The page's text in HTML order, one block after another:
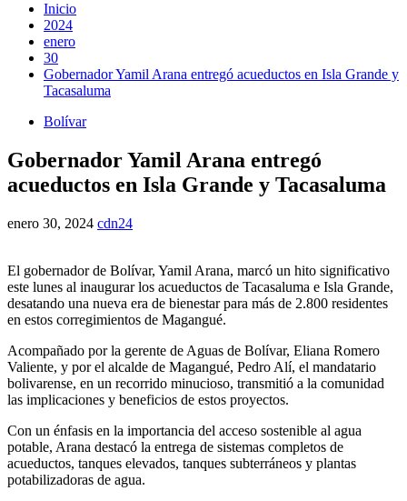
Inicio
2024
enero
30
Gobernador Yamil Arana entregó acueductos en Isla Grande y
Tacasaluma
Bolívar
Gobernador Yamil Arana entregó
acueductos en Isla Grande y Tacasaluma
enero 30, 2024 cdn24
El gobernador de Bolívar, Yamil Arana, marcó un hito significativo
este lunes al inaugurar los acueductos de Tacasaluma e Isla Grande,
desatando una nueva era de bienestar para más de 2.800 residentes
en estos corregimientos de Magangué.
Acompañado por la gerente de Aguas de Bolívar, Eliana Romero
Valiente, y por el alcalde de Magangué, Pedro Alí, el mandatario
bolivarense, en un recorrido minucioso, transmitió a la comunidad
las implicaciones y beneficios de estos proyectos.
Con un énfasis en la importancia del acceso sostenible al agua
potable, Arana destacó la entrega de sistemas completos de
acueductos, tanques elevados, tanques subterráneos y plantas
potabilizadoras de agua.